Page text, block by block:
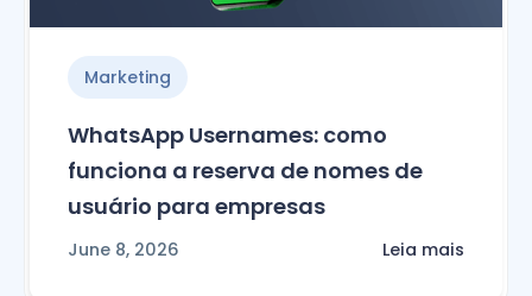
Marketing
WhatsApp Usernames: como
funciona a reserva de nomes de
usuário para empresas
June 8, 2026 Leia mais